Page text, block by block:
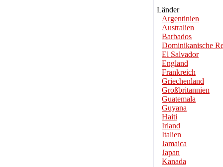
Länder
Argentinien
Australien
Barbados
Dominikanische
El Salvador
England
Frankreich
Griechenland
Großbritannien
Guatemala
Guyana
Haiti
Irland
Italien
Jamaica
Japan
Kanada